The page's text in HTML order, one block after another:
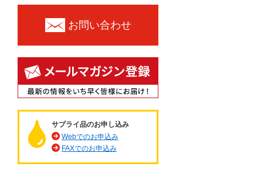
お問い合わせ
サプライ品のお申し込み
Webでのお申込み
FAXでのお申込み